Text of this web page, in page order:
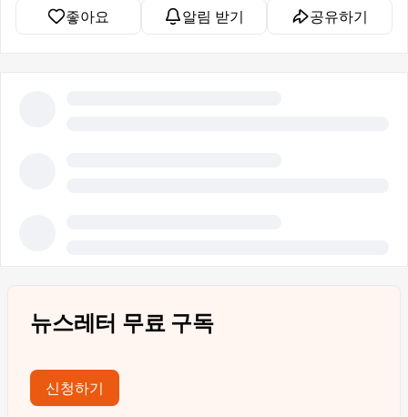
좋아요 알림 받기 공유하기
뉴스레터 무료 구독
신청하기